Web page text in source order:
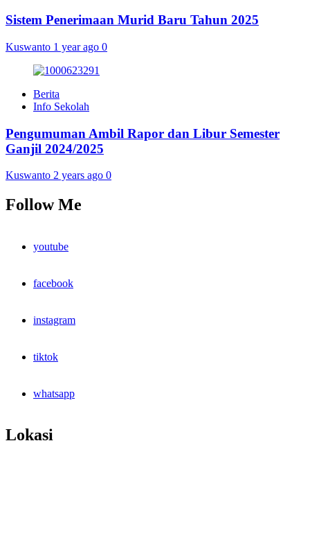
Sistem Penerimaan Murid Baru Tahun 2025
Kuswanto 1 year ago 0
Berita
Info Sekolah
Pengumuman Ambil Rapor dan Libur Semester
Ganjil 2024/2025
Kuswanto 2 years ago 0
Follow Me
youtube
facebook
instagram
tiktok
whatsapp
Lokasi